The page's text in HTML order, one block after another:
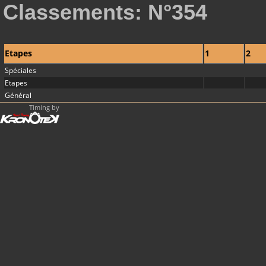
Classements: N°354
Etapes 1 2
Spéciales
Etapes
Général
Timing by